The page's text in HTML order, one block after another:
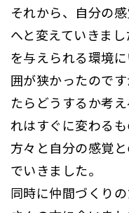
それから、自分の
へと変えていきま
を与えられる環境
囲が狭かったので
たらどうするか考
れはすぐに変わる
方々と自分の感覚
でいきました。
同時に仲間づくり